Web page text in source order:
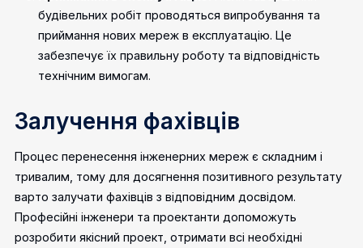
будівельних робіт проводяться випробування та
приймання нових мереж в експлуатацію. Це
забезпечує їх правильну роботу та відповідність
технічним вимогам.
Залучення фахівців
Процес перенесення інженерних мереж є складним і
тривалим, тому для досягнення позитивного результату
варто залучати фахівців з відповідним досвідом.
Професійні інженери та проектанти допоможуть
розробити якісний проект, отримати всі необхідні